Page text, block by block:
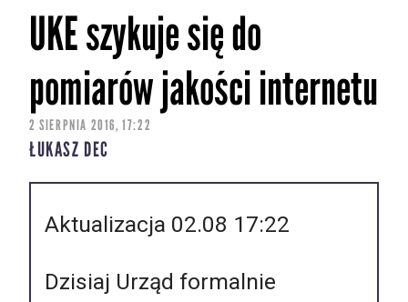
UKE szykuje się do
pomiarów jakości internetu
2 SIERPNIA 2016, 17:22
ŁUKASZ DEC
Aktualizacja 02.08 17:22
Dzisiaj Urząd formalnie